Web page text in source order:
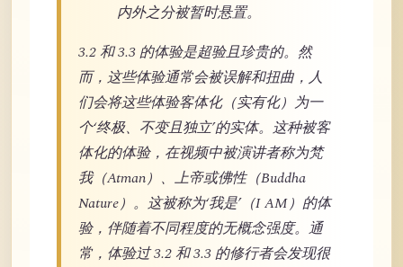
内外之分被暂时悬置。
3.2 和 3.3 的体验是超验且珍贵的。然
而，这些体验通常会被误解和扭曲，人
们会将这些体验客体化（实有化）为一
个‘终极、不变且独立’的实体。这种被客
体化的体验，在视频中被演讲者称为梵
我（Atman）、上帝或佛性（Buddha
Nature）。这被称为‘我是’（I AM）的体
验，伴随着不同程度的无概念强度。通
常，体验过 3.2 和 3.3 的修行者会发现很